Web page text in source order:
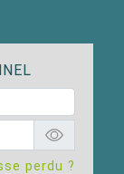
perdu ?